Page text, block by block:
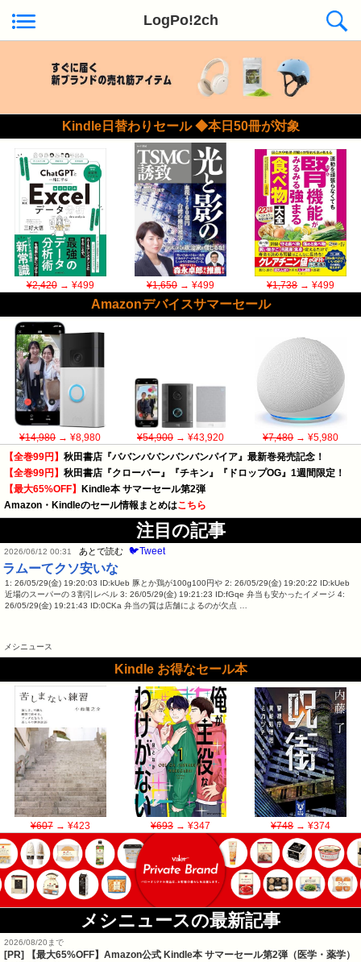
LogPo!2ch
Kindle日替わりセール ◆本日50冊が対象
¥2,420→ ¥499 ¥1,650→ ¥499 ¥1,738→ ¥499
Amazonデバイスサマーセール
¥14,980→ ¥8,980 ¥54,900→ ¥43,920 ¥7,480→ ¥5,980
【全巻99円】 秋田書店『ババンババンバンバンパイア』最新巻発売記念！
【全巻99円】 秋田書店『クローバー』『チキン』『ドロップOG』1週間限定！
【最大65%OFF】
Kindle本 サマーセール第2弾
Amazon・Kindleのセール情報まとめはこちら
注目の記事
2026/06/12 00:31 あとで読む 🐦Tweet
ラムーてクソ安いな
1: 26/05/29(金) 19:20:03 ID:kUeb 豚とか鶏が100g100円や 2: 26/05/29(金) 19:20:22 ID:kUeb
近場のスーパーの３割引レベル 3: 26/05/29(金) 19:21:23 ID:fGqe 弁当も安かったイメージ 4:
26/05/29(金) 19:21:43 ID:0CKa 弁当の質は店舗によるのが欠点 …
メシニュース
Kindle お得なセール本
¥607→ ¥423 ¥693→ ¥347 ¥748→ ¥374
メシニュースの最新記事
2026/08/20まで
[PR]
【最大65%OFF】Amazon公式 Kindle本 サマーセール第2弾（医学・薬学）